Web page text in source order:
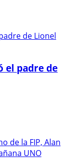
el padre de